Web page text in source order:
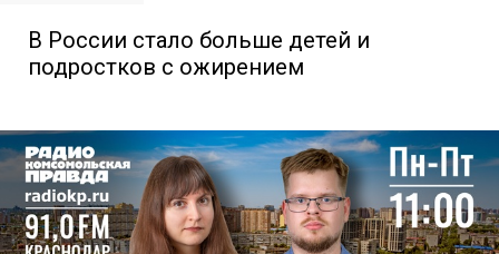
В России стало больше детей и
подростков с ожирением